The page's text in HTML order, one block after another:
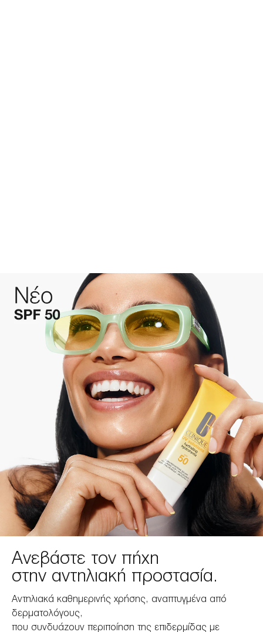
Ανεβάστε τον πήχη
στην αντηλιακή προστασία.
Αντηλιακά καθημερινής χρήσης, αναπτυγμένα από
δερματολόγους,
που συνδυάζουν περιποίηση της επιδερμίδας με